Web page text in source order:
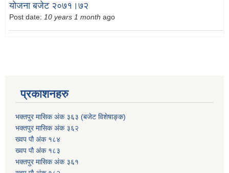
योजना बजेट २०७१।७२
Post date: 10 years 1 month ago
प्रकाशनहरु
भक्तपुर मासिक अंक ३६३ (बजेट विशेषाङ्क)
भक्तपुर मासिक अंक ३६२
ख्वप पौ अंक १८४
ख्वप पौ अंक १८३
भक्तपुर मासिक अंक ३६१